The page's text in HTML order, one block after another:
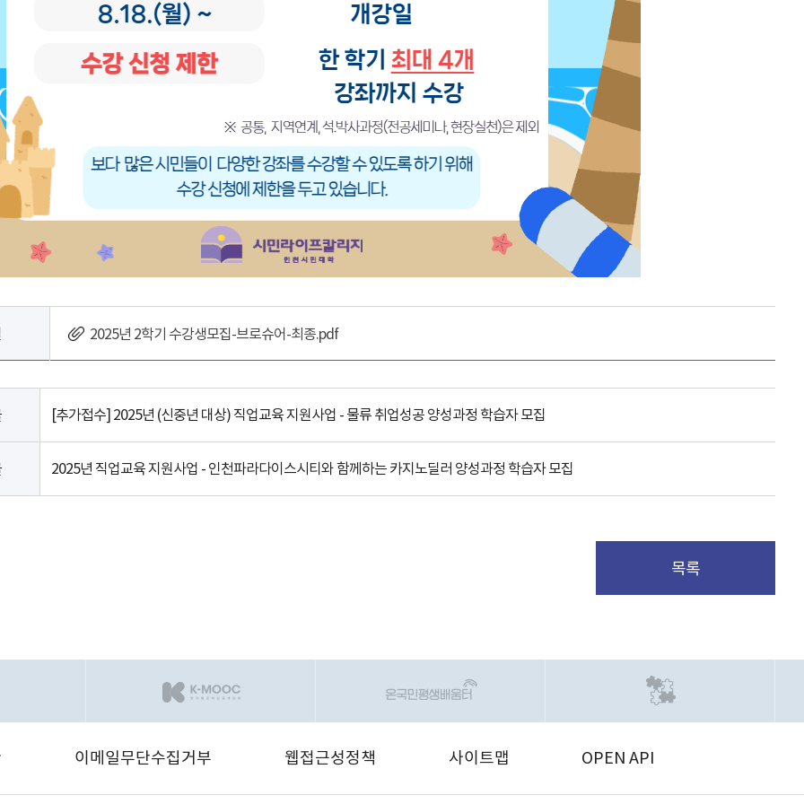
2025년 2학기 수강생모집-브로슈어-최종.pdf
[추가접수] 2025년 (신중년 대상) 직업교육 지원사업 - 물류 취업성공 양성과정 학습자 모집
2025년 직업교육 지원사업 - 인천파라다이스시티와 함께하는 카지노딜러 양성과정 학습자 모집
목록
이메일무단수집거부 웹접근성정책 사이트맵 OPEN API